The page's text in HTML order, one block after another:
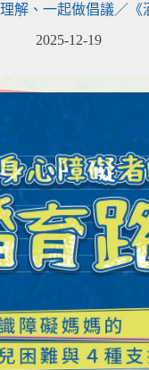
理解、一起做倡議／《
2025-12-19